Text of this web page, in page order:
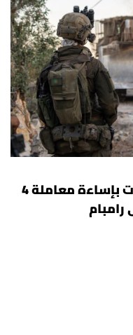
بعد إصابتهم في لبنان.. اتهامات بإساءة معاملة 4